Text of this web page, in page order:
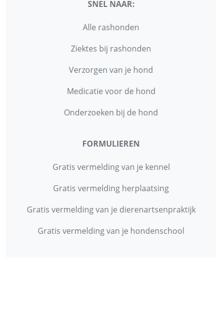
SNEL NAAR:
Alle rashonden
Ziektes bij rashonden
Verzorgen van je hond
Medicatie voor de hond
Onderzoeken bij de hond
FORMULIEREN
Gratis vermelding van je kennel
Gratis vermelding herplaatsing
Gratis vermelding van je dierenartsenpraktijk
Gratis vermelding van je hondenschool